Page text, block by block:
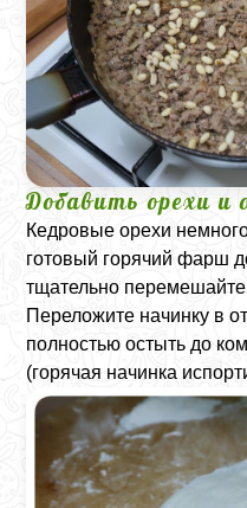
Добавить орехи и
Кедровые орехи
готовый горячий фарш
тщательно перемешайте
Переложите начинку в
полностью остыть до
(горячая начинка